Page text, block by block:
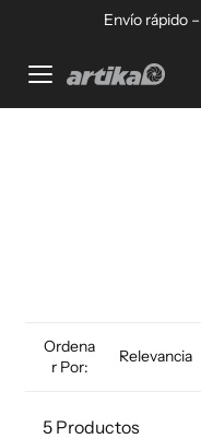
Ir directamente al
Envío rápido
Home
Ordena
R Por:
Relevancia
5 Productos